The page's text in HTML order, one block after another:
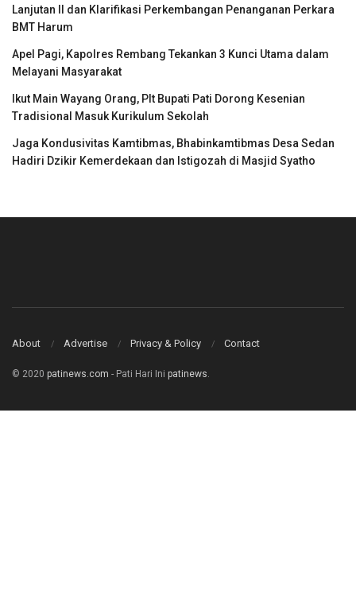
Lanjutan II dan Klarifikasi Perkembangan Penanganan Perkara
BMT Harum
Apel Pagi, Kapolres Rembang Tekankan 3 Kunci Utama dalam
Melayani Masyarakat
Ikut Main Wayang Orang, Plt Bupati Pati Dorong Kesenian
Tradisional Masuk Kurikulum Sekolah
Jaga Kondusivitas Kamtibmas, Bhabinkamtibmas Desa Sedan
Hadiri Dzikir Kemerdekaan dan Istigozah di Masjid Syatho
About Advertise Privacy & Policy Contact
© 2020 patinews.com - Pati Hari Ini patinews.